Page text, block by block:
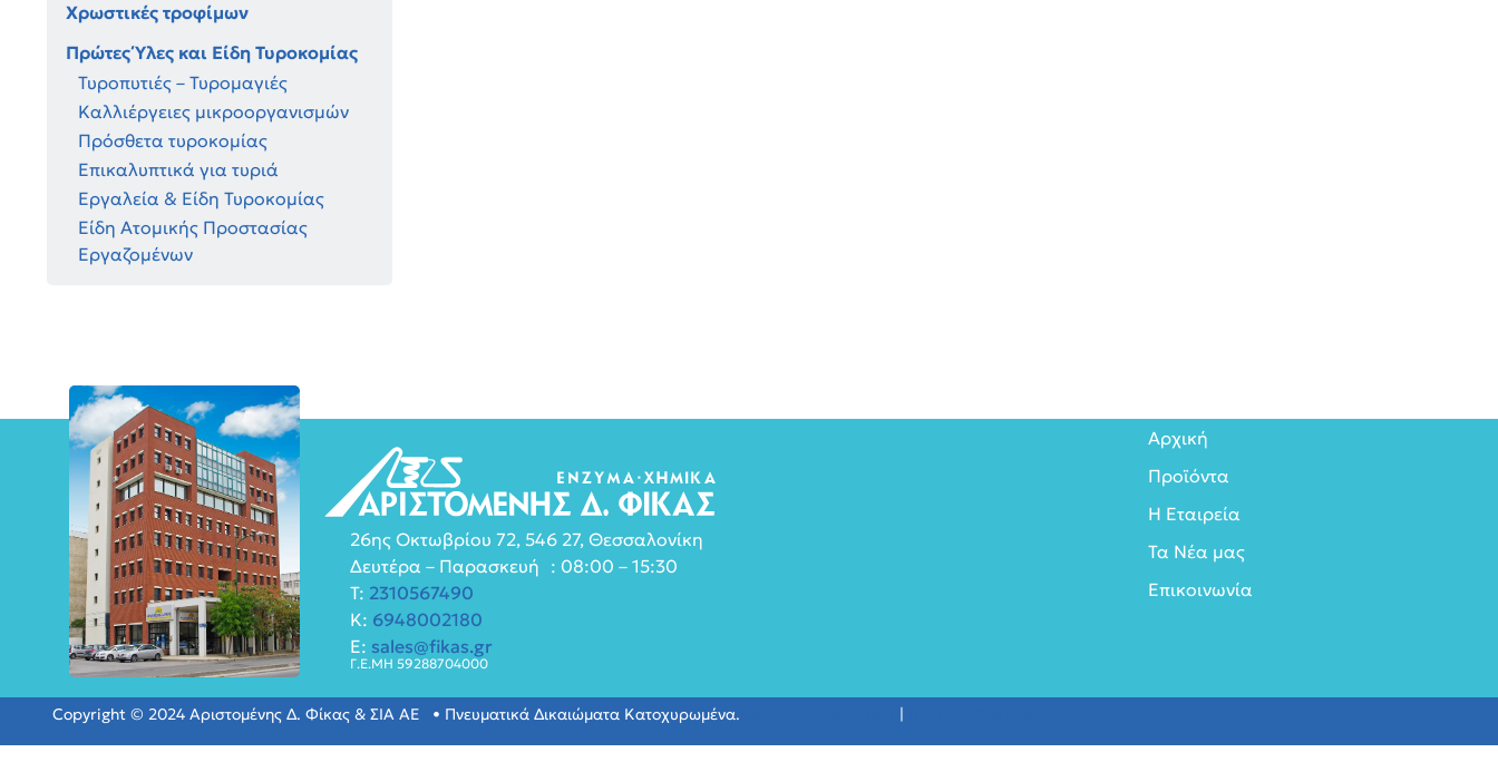
Χρωστικές τροφίμων
Πρώτες Ύλες και Είδη Τυροκομίας
Τυροπυτιές – Τυρομαγιές
Καλλιέργειες μικροοργανισμών
Πρόσθετα τυροκομίας
Επικαλυπτικά για τυριά
Εργαλεία & Είδη Τυροκομίας
Είδη Ατομικής Προστασίας
Εργαζομένων
26ης Οκτωβρίου 72, 546 27, Θεσσαλονίκη
Δευτέρα – Παρασκευή : 08:00 – 15:30
T: 2310567490
K: 6948002180
E: sales@fikas.gr
Γ.Ε.ΜΗ 59288704000
Αρχική
Προϊόντα
Η Εταιρεία
Τα Νέα μας
Επικοινωνία
Copyright © 2024 Αριστομένης Δ. Φίκας & ΣΙΑ ΑΕ • Πνευματικά Δικαιώματα Κατοχυρωμένα. |